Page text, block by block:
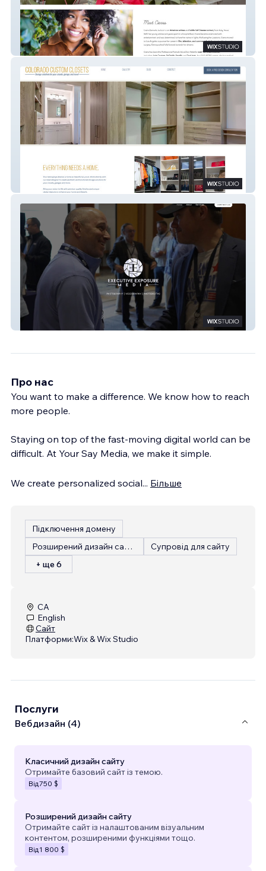
Cierra Danielle Jackson
Colorado Custom Closets
Executive Exposure
Про нас
You want to make a difference. We know how to reach
more people.
Staying on top of the fast-moving digital world can be
difficult. At Your Say Media, we make it simple.
We create personalized social... Більше
Підключення домену
Розширений дизайн сайту
Супровід для сайту
+ ще 6
CA
English
Сайт
Платформи:Wix & Wix Studio
Послуги
Вебдизайн (4)
Класичний дизайн сайту
Отримайте базовий сайт із темою.
Від750 $
Розширений дизайн сайту
Отримайте сайт із налаштованим візуальним
контентом, розширеними функціями тощо.
Від 1 800 $